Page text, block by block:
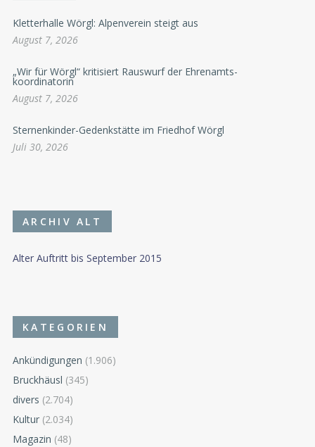
Kletterhalle Wörgl: Alpenverein steigt aus
August 7, 2026
„Wir für Wörgl“ kritisiert Rauswurf der Ehrenamts-
koordinatorin
August 7, 2026
Sternenkinder-Gedenkstätte im Friedhof Wörgl
Juli 30, 2026
ARCHIV ALT
Alter Auftritt bis September 2015
KATEGORIEN
Ankündigungen (1.906)
Bruckhäusl (345)
divers (2.704)
Kultur (2.034)
Magazin (48)